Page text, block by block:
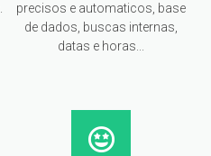
precisos e automaticos, base
de dados, buscas internas,
datas e horas...